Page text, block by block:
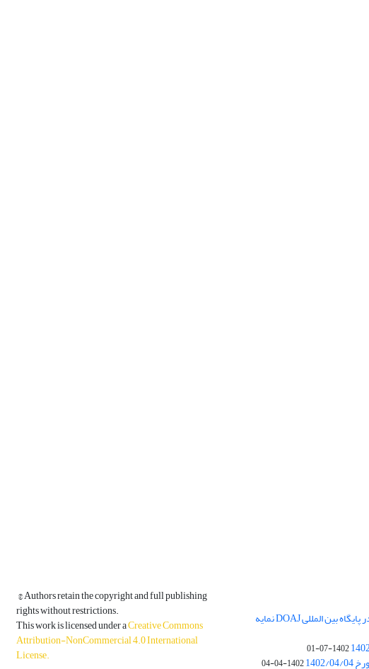
مجله فیزیک زمین و فضا در پایگاه بین المللی DOAJ نمایه
1402-07-01
1402-04-04
© Authors retain the copyright and full publishing
rights without restrictions.
This work is licensed under aCreative Commons
Attribution-NonCommercial 4.0 International
License.